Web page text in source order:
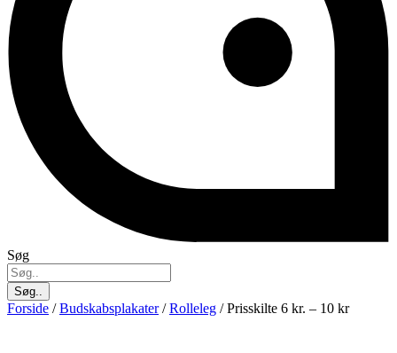
Søg
Søg..
Forside /Budskabsplakater/Rolleleg / Prisskilte 6 kr. – 10 kr